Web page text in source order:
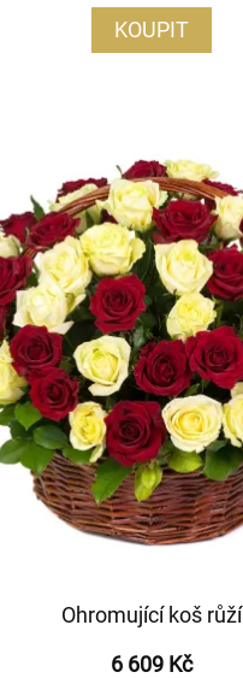
KOUPIT
Ohromující koš růží
6 609 Kč